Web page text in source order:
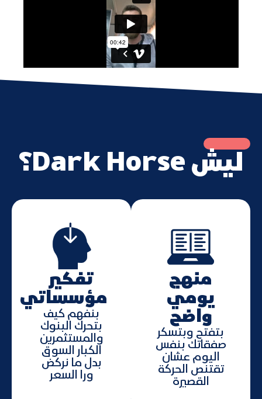
ليش Dark Horse؟
منهج
يومي
واضح
بتفتح وبتسكر
صفقاتك بنفس
اليوم عشان
تقتنص الحركة
القصيرة
تفكير
مؤسساتي
بنفهم كيف
بتحرك البنوك
والمستثمرين
الكبار السوق
بدل ما نركض
ورا السعر